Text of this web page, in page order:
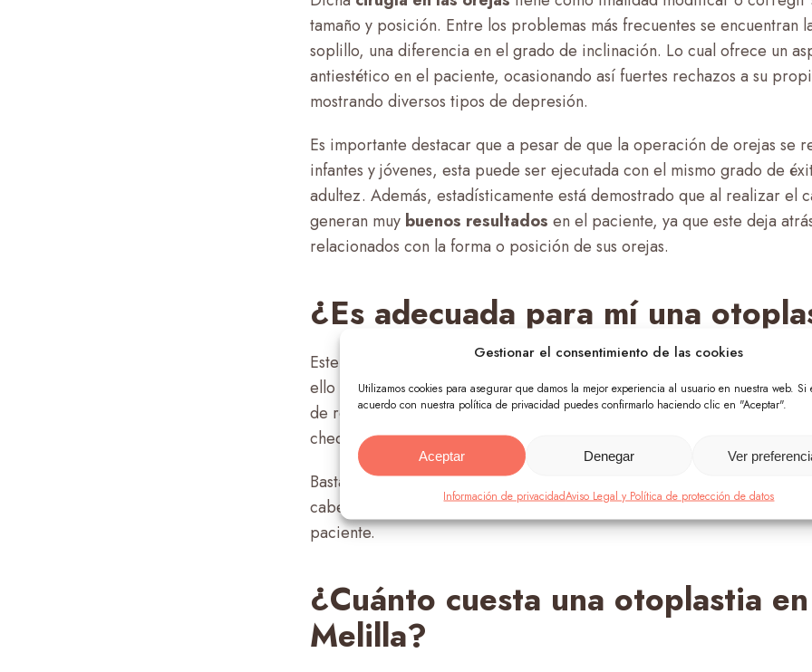
Gestionar el consentimiento de las cookies
Utilizamos cookies para asegurar que damos la mejor experiencia al usuario en nuestra web. Si
acuerdo con nuestra política de privacidad puedes confirmarlo haciendo clic en "Aceptar".
Aceptar Denegar Ver
Información de privacidadAviso Legal y Política de protección de datos
tamaño y posición. Entre los problemas más frecuentes se encuentran
soplillo, una diferencia en el grado de inclinación. Lo cual ofrece un
antiestético en el paciente, ocasionando así fuertes rechazos a su
mostrando diversos tipos de depresión.
Es importante destacar que a pesar de que la operación de orejas se
infantes y jóvenes, esta puede ser ejecutada con el mismo grado de
adultez. Además, estadísticamente está demostrado que al realizar el
generan muy buenos resultados en el paciente, ya que este deja
relacionados con la forma o posición de sus orejas.
¿Es adecuada para mí una
Este tipo de intervenciones quirúrgicasno suponen mayor
ello que para ser candidato a una otoplastia no se debe cumplir con
de requerimientos. Todo deberá girar en una condición de salud buena
chequeado por nuestras especialistas.
Bastará con tener una estética diferente o poco natural en lo que se
cabeza, para poder realizar una otoplastia que genere buenos
paciente.
¿Cuánto cuesta una otoplastia en
Melilla?